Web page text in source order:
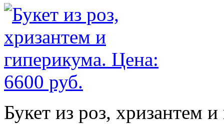
Букет из роз, хризантем